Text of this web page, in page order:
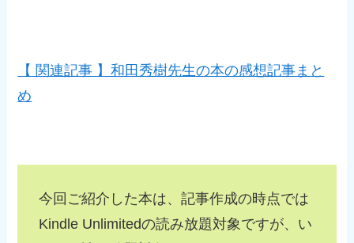
【 関連記事 】和田秀樹先生の本の感想記事まと
め
今回ご紹介した本は、記事作成の時点では
Kindle Unlimitedの読み放題対象ですが、い